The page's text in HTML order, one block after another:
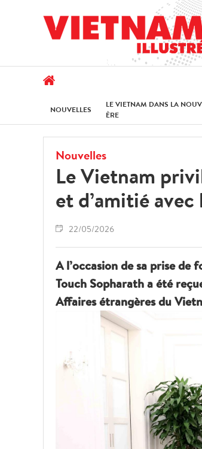
NOUVELLES
LE VIETNAM DANS LA
ÈRE
Nouvelles
Le Vietnam
et d’amitié
22/05/2026
A l’occasion de sa prise de
Touch Sopharath a été
Affaires étrangères du